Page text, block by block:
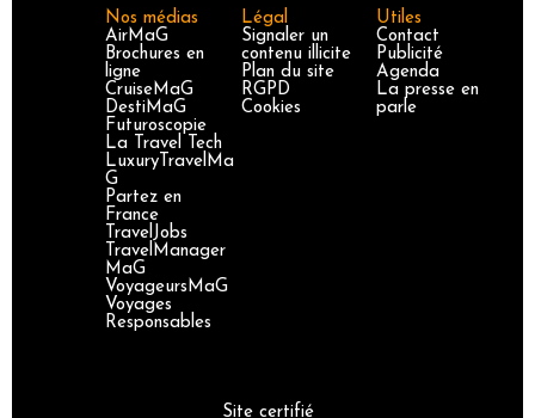
Nos médias
AirMaG
Brochures en
ligne
CruiseMaG
DestiMaG
Futuroscopie
La Travel Tech
LuxuryTravelMa
G
Partez en
France
TravelJobs
TravelManager
MaG
VoyageursMaG
Voyages
Responsables
Légal
Signaler un
contenu illicite
Plan du site
RGPD
Cookies
Utiles
Contact
Publicité
Agenda
La presse en
parle
Site certifié